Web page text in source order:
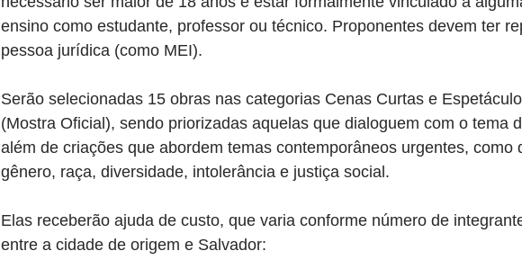
ensino como estudante, professor ou técnico. Proponentes devem ter
pessoa jurídica (como MEI).
Serão selecionadas 15 obras nas categorias Cenas Curtas e
(Mostra Oficial), sendo priorizadas aquelas que dialoguem com o tema
além de criações que abordem temas contemporâneos urgentes, como
gênero, raça, diversidade, intolerância e justiça social.
Elas receberão ajuda de custo, que varia conforme número de
entre a cidade de origem e Salvador: